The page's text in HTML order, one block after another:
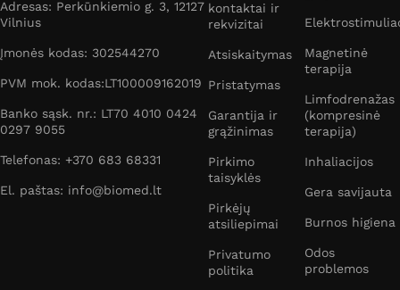
Adresas: Perkūnkiemio g. 3, 12127
Vilnius
Įmonės kodas: 302544270
PVM mok. kodas:LT100009162019
Banko sąsk. nr.: LT70 4010 0424
0297 9055
Telefonas: +370 683 68331
El. paštas: info@biomed.lt
kontaktai ir
rekvizitai
Atsiskaitymas
Pristatymas
Garantija ir
grąžinimas
Pirkimo
taisyklės
Pirkėjų
atsiliepimai
Privatumo
politika
Magnetinė
terapija
Limfodrenažas
(kompresinė
terapija)
Inhaliacijos
Gera savijauta
Burnos higiena
Odos
problemos